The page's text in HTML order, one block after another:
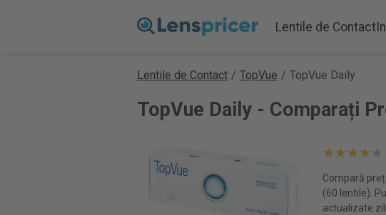
Lentile de Contact
Lentile de Contact / TopVue / TopVue Daily
TopVue Daily - Comparați
Compară
(60 lentile).
actualizate